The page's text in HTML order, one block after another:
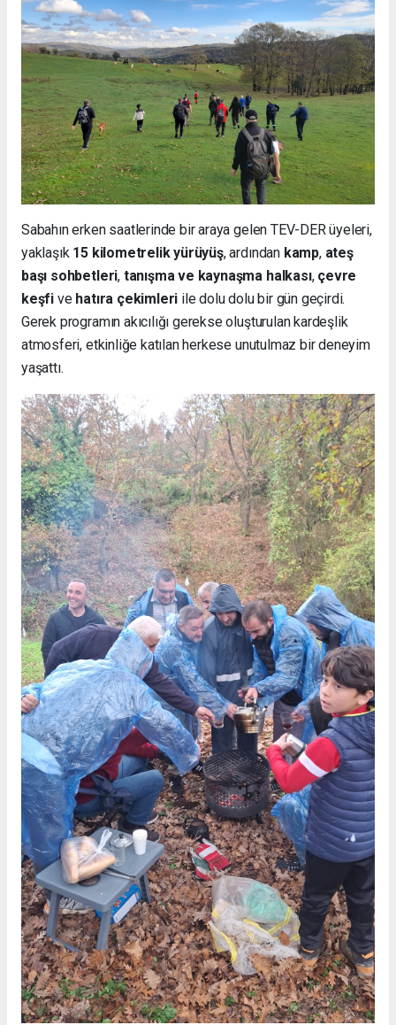
Sabahın erken saatlerinde bir araya gelen TEV-DER üyeleri,
yaklaşık 15 kilometrelik yürüyüş, ardından kamp, ateş
başı sohbetleri, tanışma ve kaynaşma halkası, çevre
keşfi ve hatıra çekimleri ile dolu dolu bir gün geçirdi.
Gerek programın akıcılığı gerekse oluşturulan kardeşlik
atmosferi, etkinliğe katılan herkese unutulmaz bir deneyim
yaşattı.